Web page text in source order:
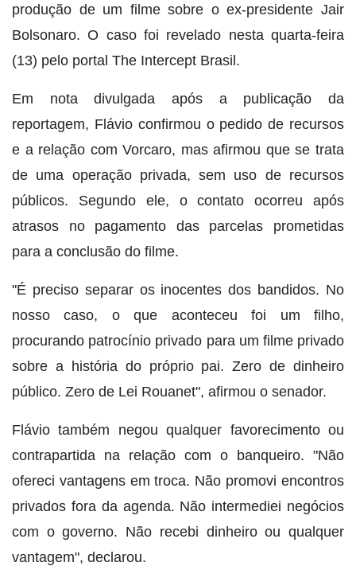
produção de um filme sobre o ex-presidente Jair
Bolsonaro. O caso foi revelado nesta quarta-feira
(13) pelo portal The Intercept Brasil.
Em nota divulgada após a publicação da
reportagem, Flávio confirmou o pedido de recursos
e a relação com Vorcaro, mas afirmou que se trata
de uma operação privada, sem uso de recursos
públicos. Segundo ele, o contato ocorreu após
atrasos no pagamento das parcelas prometidas
para a conclusão do filme.
"É preciso separar os inocentes dos bandidos. No
nosso caso, o que aconteceu foi um filho,
procurando patrocínio privado para um filme privado
sobre a história do próprio pai. Zero de dinheiro
público. Zero de Lei Rouanet", afirmou o senador.
Flávio também negou qualquer favorecimento ou
contrapartida na relação com o banqueiro. "Não
ofereci vantagens em troca. Não promovi encontros
privados fora da agenda. Não intermediei negócios
com o governo. Não recebi dinheiro ou qualquer
vantagem", declarou.